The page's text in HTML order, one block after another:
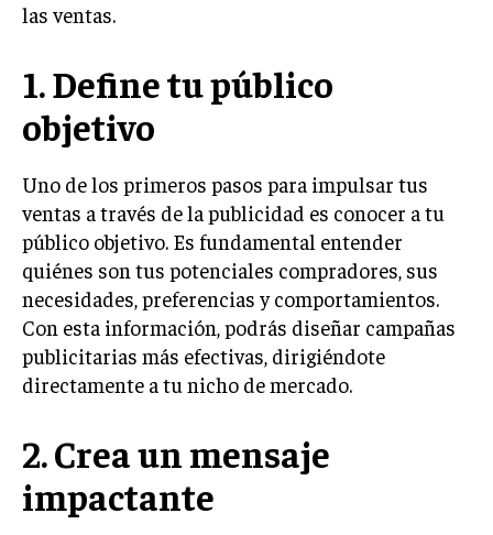
LIFESTYLE
MARKETING
ESTRATEGIAS DE MARKETING
AGENCIAS DE MARKETING
AGENCIAS DE POSICIONAMIENTO WEB SEO
VENTA DE ENLACES
MARKETING DIGITAL
VENTAS Y PERSUASIÓN
GESTIÓN DE PRODUCTOS
las ventas.
1. Define tu público
objetivo
Uno de los primeros pasos para impulsar tus
ventas a través de la publicidad es conocer a tu
público objetivo. Es fundamental entender
quiénes son tus potenciales compradores, sus
necesidades, preferencias y comportamientos.
Con esta información, podrás diseñar campañas
publicitarias más efectivas, dirigiéndote
directamente a tu nicho de mercado.
2. Crea un mensaje
impactante